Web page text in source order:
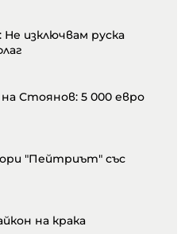
Не изключвам руска
Стоянов: 5 000 евро
"Пейтриът" със
на крака